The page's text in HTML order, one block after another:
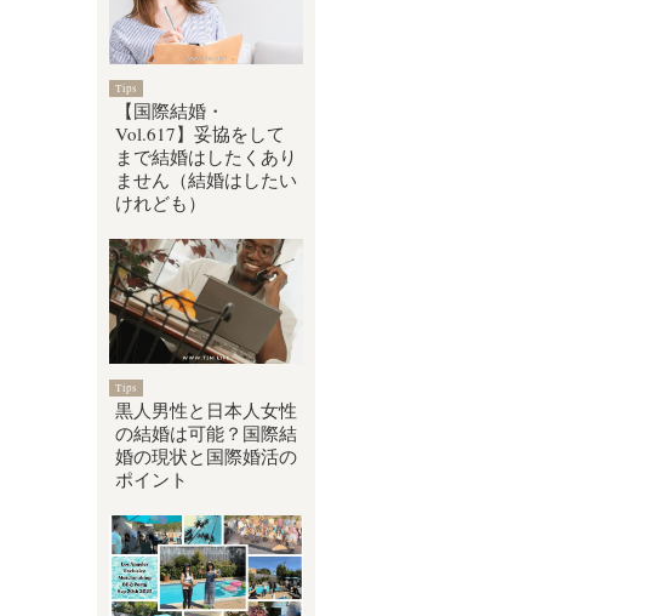
Tips
【国際結婚・
Vol.617】妥協をして
まで結婚はしたくあり
ません（結婚はしたい
けれども）
Tips
黒人男性と日本人女性
の結婚は可能？国際結
婚の現状と国際婚活の
ポイント